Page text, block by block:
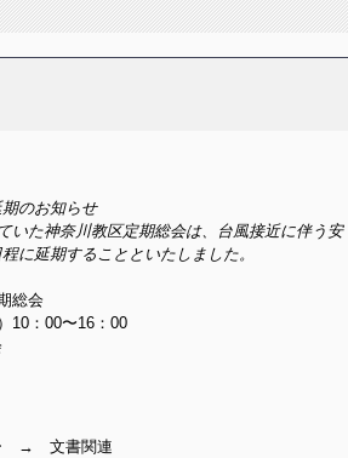
のお知らせ
いた神奈川教区定期総会は、台風接近に伴う安
に延期することといたしました。
総会
：00〜16：00
→ 文書関連